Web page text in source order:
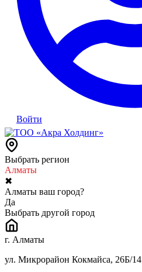
Войти
Выбрать регион
Алматы
✖
Алматы ваш город?
Да
Выбрать другой город
г. Алматы
ул. Микрорайон Кокмайса, 26Б/14